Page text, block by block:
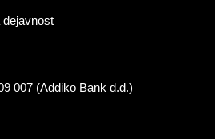
dejavnost
007 (Addiko Bank d.d.)